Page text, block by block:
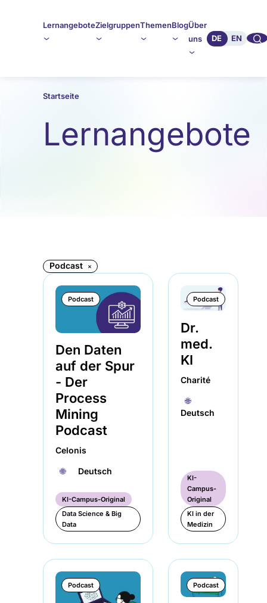
LernangeboteZielgruppenThemenBlogÜber
uns
DE EN 🔍︎︎
Startseite
Lernangebote
Podcast
Podcast
Den Daten
auf der Spur
- Der
Process
Mining
Podcast
Celonis
🌐︎ Deutsch
KI-Campus-Original
Data Science & Big
Data
Podcast
Dr.
med.
KI
Charité
🌐︎
Deutsch
KI-
Campus-
Original
KI in der
Medizin
Podcast Podcast